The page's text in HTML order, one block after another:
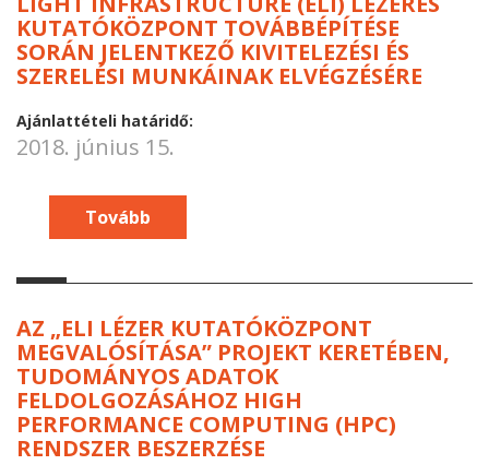
KUTATÓKÖZPONT TOVÁBBÉPÍTÉSE
SORÁN JELENTKEZŐ KIVITELEZÉSI ÉS
SZERELÉSI MUNKÁINAK ELVÉGZÉSÉRE
Ajánlattételi határidő:
2018. június 15.
Tovább
AZ „ELI LÉZER KUTATÓKÖZPONT
MEGVALÓSÍTÁSA” PROJEKT KERETÉBEN,
TUDOMÁNYOS ADATOK
FELDOLGOZÁSÁHOZ HIGH
PERFORMANCE COMPUTING (HPC)
RENDSZER BESZERZÉSE